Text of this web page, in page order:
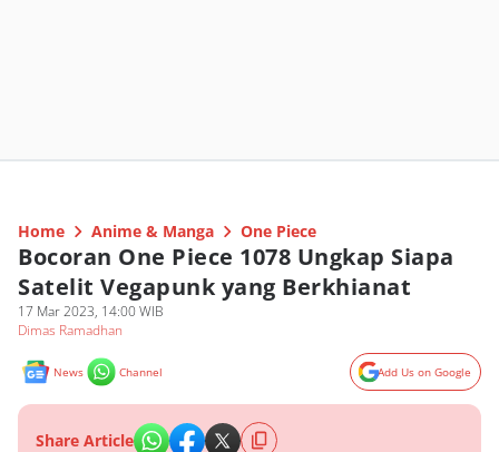
Home Anime & Manga One Piece
Bocoran One Piece 1078 Ungkap Siapa
Satelit Vegapunk yang Berkhianat
17 Mar 2023, 14:00 WIB
Dimas Ramadhan
News Channel Add Us on Google
Share Article